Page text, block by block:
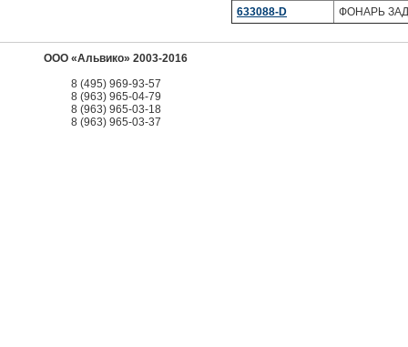
633088-D
ФОНАРЬ
ООО «Альвико» 2003-2016
8 (495) 969-93-57
8 (963) 965-04-79
8 (963) 965-03-18
8 (963) 965-03-37